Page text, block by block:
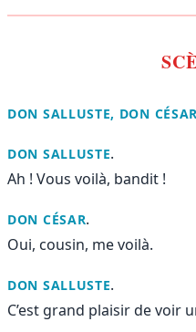
DON SALLUSTE, DON
DON SALLUSTE.
Ah ! Vous voilà, bandit !
DON CÉSAR.
Oui, cousin, me voilà.
DON SALLUSTE.
C’est grand plaisir de voir